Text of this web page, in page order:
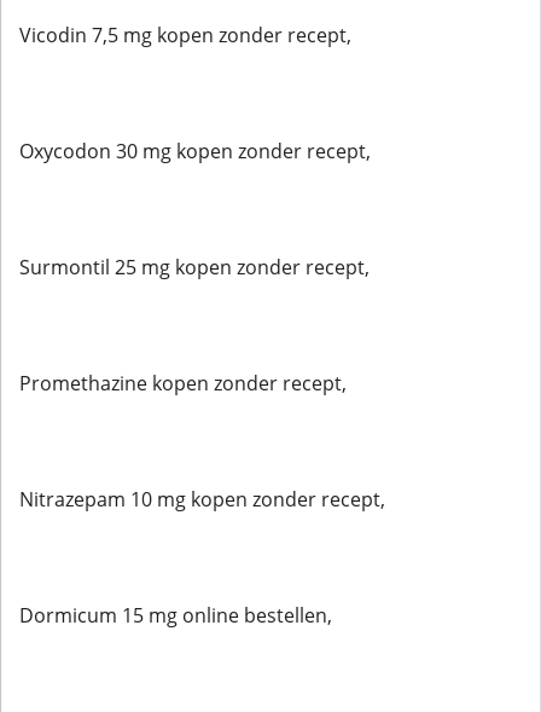
Vicodin 7,5 mg kopen zonder recept,
Oxycodon 30 mg kopen zonder recept,
Surmontil 25 mg kopen zonder recept,
Promethazine kopen zonder recept,
Nitrazepam 10 mg kopen zonder recept,
Dormicum 15 mg online bestellen,